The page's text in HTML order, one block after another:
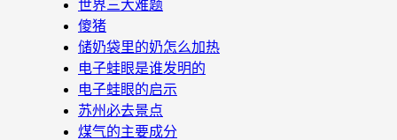
世界三大难题
傻猪
储奶袋里的奶怎么加热
电子蛙眼是谁发明的
电子蛙眼的启示
苏州必去景点
煤气的主要成分